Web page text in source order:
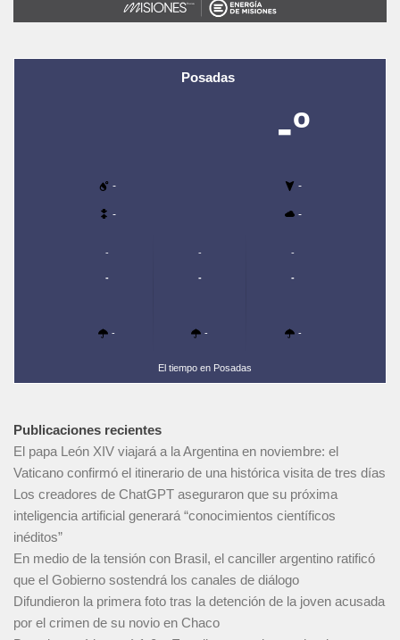
Posadas
-º
- -
- -
-
-
-
-
-
-
-
-
-
El tiempo en Posadas
Publicaciones recientes
El papa León XIV viajará a la Argentina en noviembre: el
Vaticano confirmó el itinerario de una histórica visita de tres días
Los creadores de ChatGPT aseguraron que su próxima
inteligencia artificial generará “conocimientos científicos
inéditos”
En medio de la tensión con Brasil, el canciller argentino ratificó
que el Gobierno sostendrá los canales de diálogo
Difundieron la primera foto tras la detención de la joven acusada
por el crimen de su novio en Chaco